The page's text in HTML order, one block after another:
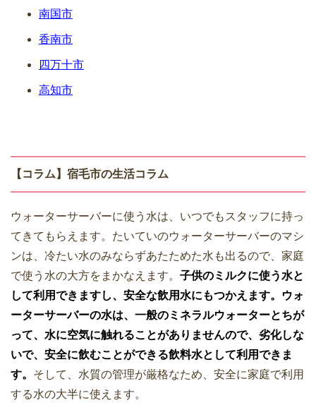
南国市
香南市
四万十市
高知市
【コラム】宿毛市の生活コラム
ウォーターサーバーに使う水は、いつでもスタッフに持っ
てきてもらえます。たいていのウォーターサーバーのマシ
ンは、冷たい水のみならずあたためた水も出るので、家庭
で使う水の大方をまかなえます。 子供のミルクに使う水と
して利用できますし、安全な飲用水にもつかえます。
ウォ
ーターサーバーの水は、一般のミネラルウォーターとちが
って、水に空気に触れることがありませんので、劣化しな
いで、安全に飲むことができる飲料水として利用できま
す。 そして、水質の管理が厳格なため、安全に家庭で利用
する水の大半に使えます。